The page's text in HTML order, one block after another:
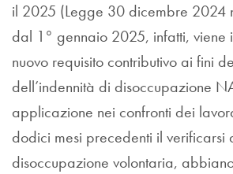
il 2025 (Legge 30 dicembre 2024
dal 1° gennaio 2025, infatti, viene
nuovo requisito contributivo ai fini
dell’indennità di disoccupazione
applicazione nei confronti dei
dodici mesi precedenti il verificarsi
disoccupazione volontaria,